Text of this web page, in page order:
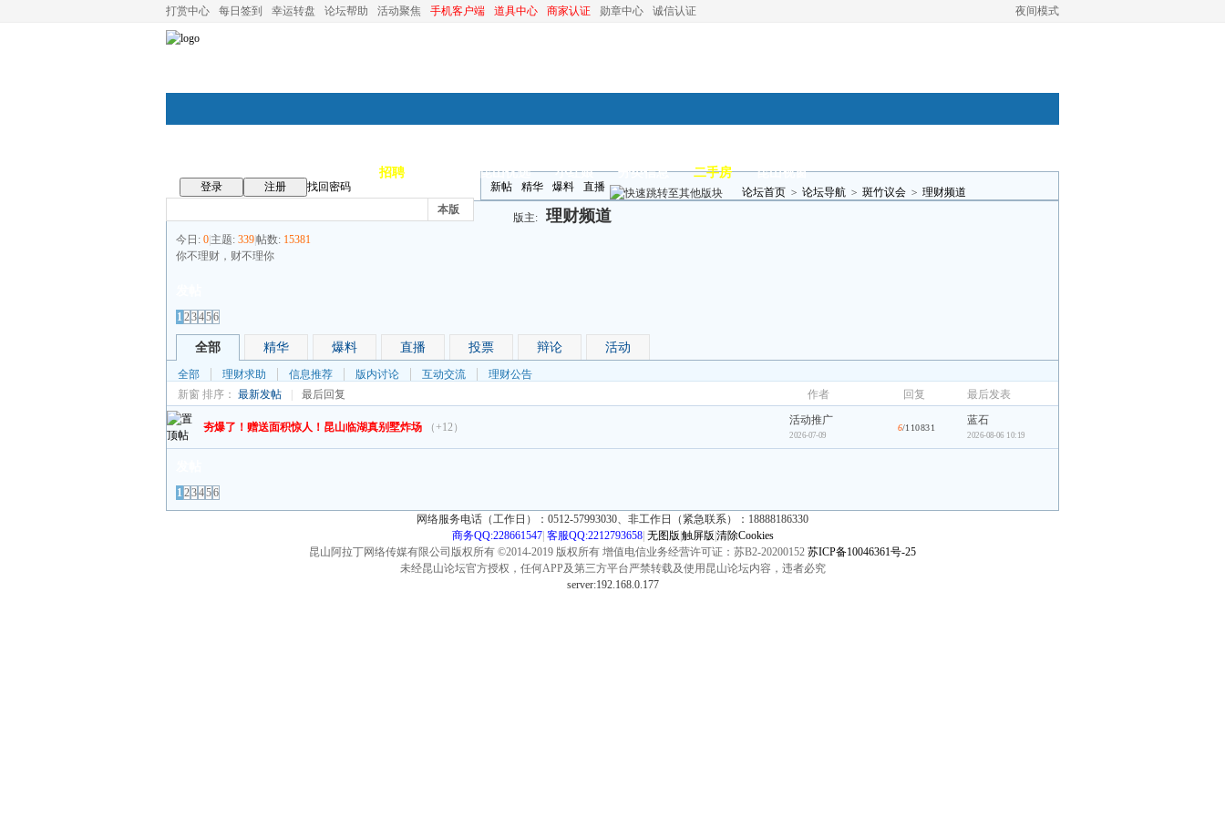
夜间模式
打赏中心 每日签到 幸运转盘 论坛帮助 活动聚焦 手机客户端 道具中心 商家认证 勋章中心 诚信认证
招聘 昆山优选 小红娘 分类信息 二手房 昆山视窗
登录 注册
找回密码
本版
新帖 精华 爆料 直播 论坛首页 > 论坛导航 > 斑竹议会 > 理财频道
版主: 理财频道
今日: 0 主题: 339帖数: 15381
你不理财，财不理你
123456
全部 精华 爆料 直播 投票 辩论 活动
全部 理财求助 信息推荐 版内讨论 互动交流
理财公告
新窗 排序： 最新发帖 最后回复 作者 回复 最后发表
夯爆了！赠送面积惊人！昆山临湖真别墅炸场 （+12）
活动推广
2026-07-09
6/110831
蓝石
2026-08-06 10:19
123456
网络服务电话（工作日）：0512-57993030、非工作日（紧急联系）：18888186330
商务QQ:228661547| 客服QQ:2212793658| 无图版 触屏版 清除Cookies
昆山阿拉丁网络传媒有限公司版权所有 ©2014-2019 版权所有 增值电信业务经营许可证：苏B2-20200152 苏ICP备10046361号-25
未经昆山论坛官方授权，任何APP及第三方平台严禁转载及使用昆山论坛内容，违者必究
server:192.168.0.177